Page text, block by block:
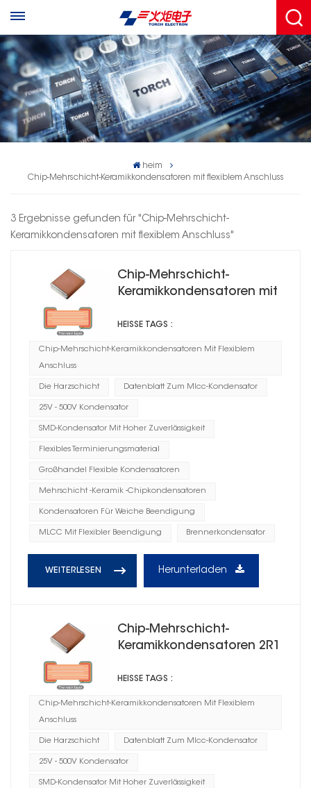
heim
Chip-Mehrschicht-Keramikkondensatoren mit flexiblem Anschluss
3 Ergebnisse gefunden für "Chip-Mehrschicht-
Keramikkondensatoren mit flexiblem Anschluss"
Chip-Mehrschicht-
Keramikkondensatoren mit
HEISSE TAGS :
Chip-Mehrschicht-Keramikkondensatoren Mit Flexiblem
Anschluss
Die Harzschicht Datenblatt Zum Mlcc-Kondensator
25V - 500V Kondensator
SMD-Kondensator Mit Hoher Zuverlässigkeit
Flexibles Terminierungsmaterial
Großhandel Flexible Kondensatoren
Mehrschicht -Keramik -Chipkondensatoren
Kondensatoren Für Weiche Beendigung
MLCC Mit Flexibler Beendigung Brennerkondensator
WEITERLESEN Herunterladen
Chip-Mehrschicht-
Keramikkondensatoren 2R1
HEISSE TAGS :
Chip-Mehrschicht-Keramikkondensatoren Mit Flexiblem
Anschluss
Die Harzschicht Datenblatt Zum Mlcc-Kondensator
25V - 500V Kondensator
SMD-Kondensator Mit Hoher Zuverlässigkeit